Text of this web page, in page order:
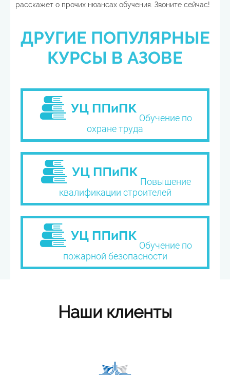
расскажет о прочих нюансах обучения. Звоните сейчас!
ДРУГИЕ ПОПУЛЯРНЫЕ
КУРСЫ В АЗОВЕ
Обучение по
охране труда
Повышение
квалификации строителей
Обучение по
пожарной безопасности
Наши клиенты